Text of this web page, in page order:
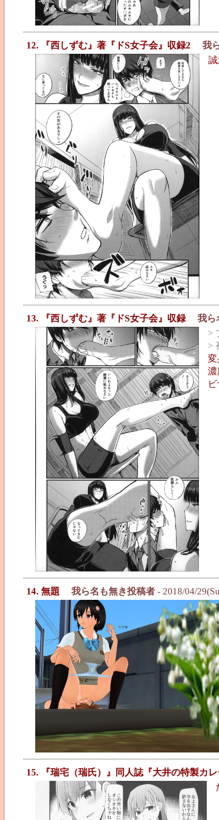
12. 『西しずむ』著『ドS女子会』収録2
我
13. 『西しずむ』著『ドS女子会』収録
我ら
>
>
変
濃
14. 無題 我ら名も無き投稿者 - 2018/04/
15. 『瑞宅（瑞氏）』同人誌『大井の特製カ